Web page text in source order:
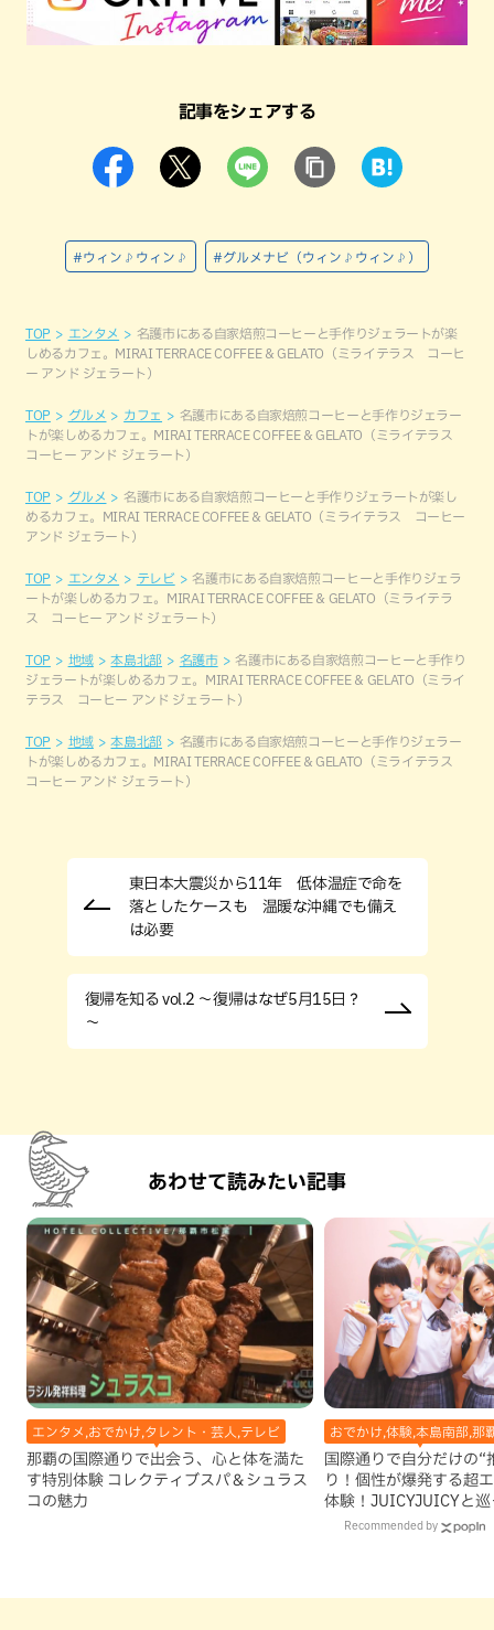
記事をシェアする
#ウィン♪ウィン♪ #グルメナビ（ウィン♪ウィン♪）
TOP エンタメ
名護市にある自家焙煎コーヒーと手作りジェラートが楽
しめるカフェ。MIRAI TERRACE COFFEE & GELATO（ミライテラス コーヒ
ー アンド ジェラート）
TOP グルメ カフェ
名護市にある自家焙煎コーヒーと手作りジェラー
トが楽しめるカフェ。MIRAI TERRACE COFFEE & GELATO（ミライテラス
コーヒー アンド ジェラート）
TOP グルメ
名護市にある自家焙煎コーヒーと手作りジェラートが楽し
めるカフェ。MIRAI TERRACE COFFEE & GELATO（ミライテラス コーヒー
アンド ジェラート）
TOP エンタメ テレビ
名護市にある自家焙煎コーヒーと手作りジェラ
ートが楽しめるカフェ。MIRAI TERRACE COFFEE & GELATO（ミライテラ
ス コーヒー アンド ジェラート）
TOP 地域 本島北部 名護市
名護市にある自家焙煎コーヒーと手作り
ジェラートが楽しめるカフェ。MIRAI TERRACE COFFEE & GELATO（ミライ
テラス コーヒー アンド ジェラート）
TOP 地域 本島北部
名護市にある自家焙煎コーヒーと手作りジェラー
トが楽しめるカフェ。MIRAI TERRACE COFFEE & GELATO（ミライテラス
コーヒー アンド ジェラート）
東日本大震災から11年 低体温症で命を
落としたケースも 温暖な沖縄でも備え
は必要
復帰を知る vol.2 ～復帰はなぜ5月15日？
～
あわせて読みたい記事
エンタメ,おでかけ,タレント・芸人,テレビ
那覇の国際通りで出会う、心と体を満た
す特別体験 コレクティブスパ＆シュラス
コの魅力
おでかけ,体験,本島南部,那
国際通りで自分だけの“
り！個性が爆発する超
体験！JUICYJUICYと
を探す
Recommended by